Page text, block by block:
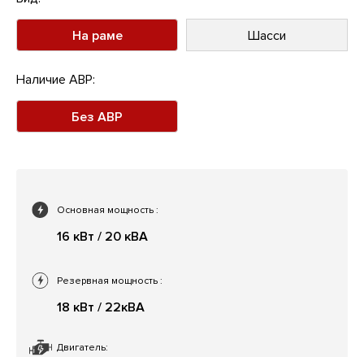
На раме Шасси
Наличие АВР:
Без АВР
Основная мощность :
16 кВт / 20 кВА
Двигатель:
Резервная мощность :
18 кВт / 22кВА